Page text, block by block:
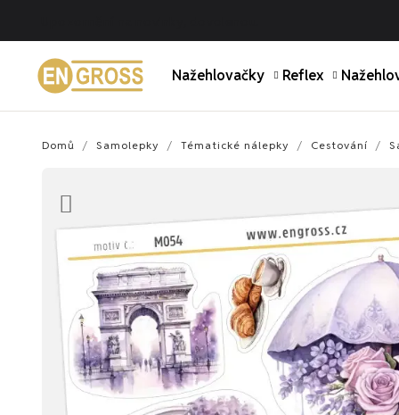
Nažehlovačky Reflex
Domů Samolepky Tématické nálepky Cestování